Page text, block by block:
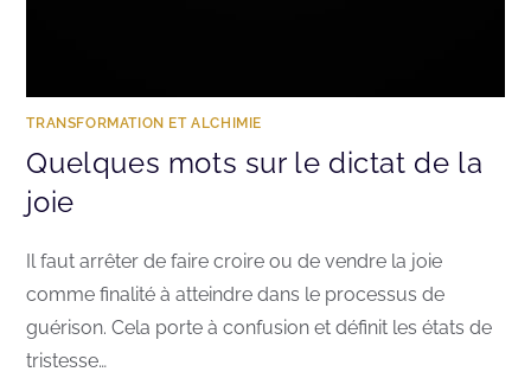
TRANSFORMATION ET ALCHIMIE
Quelques mots sur le dictat de la
joie
Il faut arrêter de faire croire ou de vendre la joie
comme finalité à atteindre dans le processus de
guérison. Cela porte à confusion et définit les états de
tristesse…